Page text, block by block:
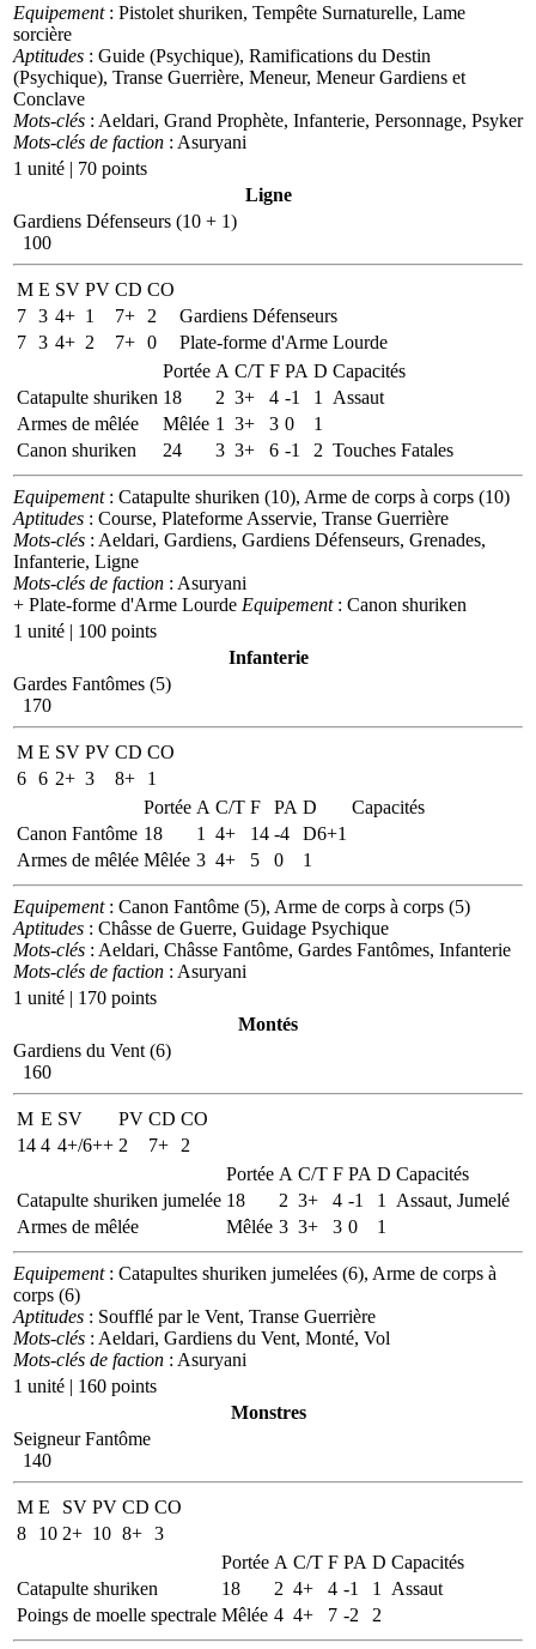
Equipement: Pistolet shuriken, Tempête Surnaturelle, Lame
sorcière
Aptitudes : Guide (Psychique), Ramifications du Destin
(Psychique), Transe Guerrière, Meneur, Meneur Gardiens et
Conclave
Mots-clés : Aeldari, Grand Prophète, Infanterie, Personnage, Psyker
Mots-clés de faction : Asuryani
1 unité | 70 points
Ligne
Gardiens Défenseurs (10 + 1)
100
M E SV PV CD CO
7 3 4+ 1 7+ 2
Gardiens Défenseurs
7 3 4+ 2 7+ 0
Plate-forme d'Arme Lourde
Portée A C/T F PA D Capacités
Catapulte shuriken 18 2 3+ 4 -1 1
Assaut
Armes de mêlée
Mêlée 1 3+ 3 0
1
Canon shuriken
24 3 3+ 6 -1 2 Touches Fatales
Equipement: Catapulte shuriken (10), Arme de corps à corps (10)
Aptitudes : Course, Plateforme Asservie, Transe Guerrière
Mots-clés : Aeldari, Gardiens, Gardiens Défenseurs, Grenades,
Infanterie, Ligne
Mots-clés de faction : Asuryani
+ Plate-forme d'Arme Lourde Equipement: Canon shuriken
1 unité | 100 points
Infanterie
Gardes Fantômes (5)
170
M E SV PV CD CO
6 6 2+ 3 8+
1
Portée A C/T F PA D
Capacités
Canon Fantôme 18 1 4+ 14 -4
D6+1
Armes de mêlée Mêlée 3 4+ 5 0 1
Equipement: Canon Fantôme (5), Arme de corps à corps (5)
Aptitudes : Châsse de Guerre, Guidage Psychique
Mots-clés : Aeldari, Châsse Fantôme, Gardes Fantômes, Infanterie
Mots-clés de faction : Asuryani
1 unité | 170 points
Montés
Gardiens du Vent (6)
160
M E SV PV CD CO
14 4 4+/6++ 2 7+
2
Portée A C/T F PA D Capacités
Catapulte shuriken jumelée 18 2 3+ 4 -1 1
Assaut, Jumelé
Armes de mêlée
Mêlée 3 3+ 3 0 1
Equipement: Catapultes shuriken jumelées (6), Arme de corps à
corps (6)
Aptitudes : Soufflé par le Vent, Transe Guerrière
Mots-clés : Aeldari, Gardiens du Vent, Monté, Vol
Mots-clés de faction : Asuryani
1 unité | 160 points
Monstres
Seigneur Fantôme
140
M E SV PV CD CO
8
10 2+ 10 8+ 3
Portée A C/T F PA D Capacités
Catapulte shuriken
18 2 4+ 4 -1 1
Assaut
Poings de moelle spectrale Mêlée 4 4+ 7 -2 2